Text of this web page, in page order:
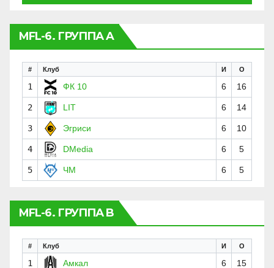
MFL-6. ГРУППА A
# Клуб И О
1 ФК 10 6 16
2 LIT 6 14
3 Эгриси 6 10
4 DMedia 6 5
5 ЧМ 6 5
MFL-6. ГРУППА B
# Клуб И О
1 Амкал 6 15